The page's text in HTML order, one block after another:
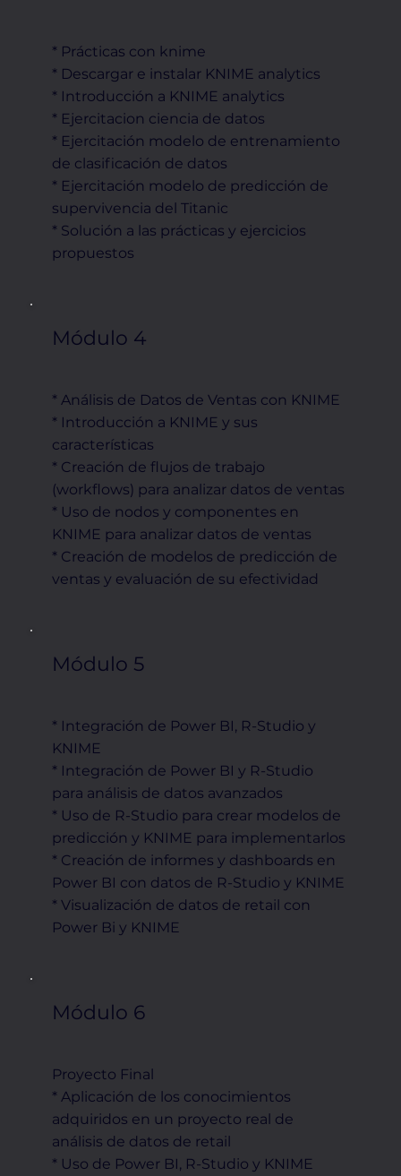
* Prácticas con knime
* Descargar e instalar KNIME analytics
* Introducción a KNIME analytics
* Ejercitacion ciencia de datos
* Ejercitación modelo de entrenamiento
de clasificación de datos
* Ejercitación modelo de predicción de
supervivencia del Titanic
* Solución a las prácticas y ejercicios
propuestos
Módulo 4
* Análisis de Datos de Ventas con KNIME
* Introducción a KNIME y sus
características
* Creación de flujos de trabajo
(workflows) para analizar datos de ventas
* Uso de nodos y componentes en
KNIME para analizar datos de ventas
* Creación de modelos de predicción de
ventas y evaluación de su efectividad
Módulo 5
* Integración de Power BI, R-Studio y
KNIME
* Integración de Power BI y R-Studio
para análisis de datos avanzados
* Uso de R-Studio para crear modelos de
predicción y KNIME para implementarlos
* Creación de informes y dashboards en
Power BI con datos de R-Studio y KNIME
* Visualización de datos de retail con
Power Bi y KNIME
Módulo 6
Proyecto Final
* Aplicación de los conocimientos
adquiridos en un proyecto real de
análisis de datos de retail
* Uso de Power BI, R-Studio y KNIME